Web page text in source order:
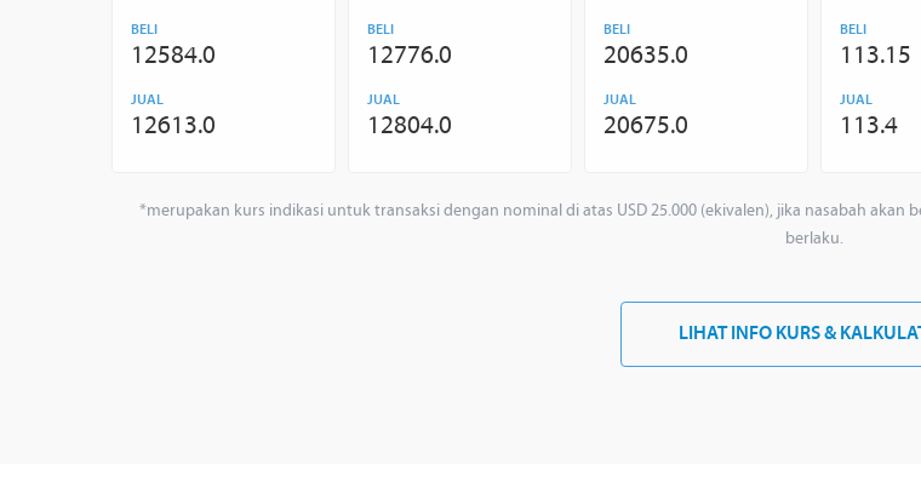
BELI
12584.0
JUAL
12613.0
BELI
12776.0
JUAL
12804.0
BELI
20635.0
JUAL
20675.0
BELI
113.15
JUAL
113.4
*merupakan kurs indikasi untuk transaksi dengan nominal di atas USD 25.000 (ekivalen), jika nasabah
berlaku.
LIHAT INFO KURS &